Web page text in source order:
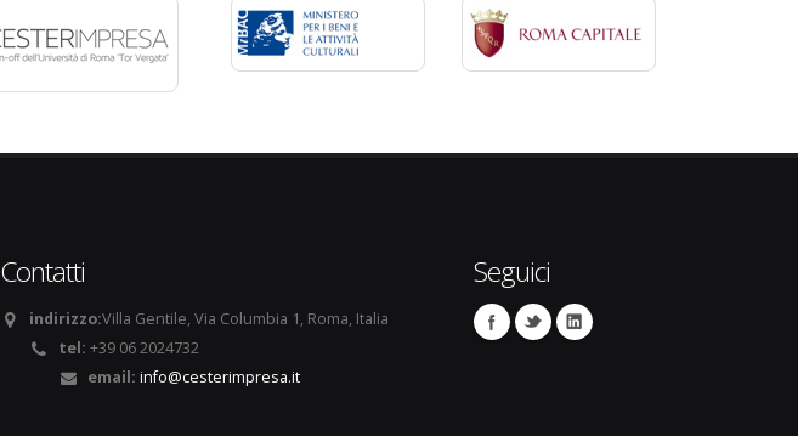
Contatti
indirizzo:Villa Gentile, Via Columbia 1, Roma, Italia
tel: +39 06 2024732
email: info@cesterimpresa.it
Seguici